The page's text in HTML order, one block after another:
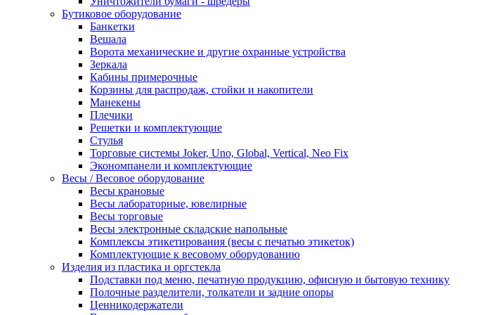
Бутиковое оборудование
Банкетки
Вешала
Ворота механические и другие охранные устройства
Зеркала
Кабины примерочные
Корзины для распродаж, стойки и накопители
Манекены
Плечики
Решетки и комплектующие
Стулья
Торговые системы Joker, Uno, Global, Vertical, Neo Fix
Экономпанели и комплектующие
Весы / Весовое оборудование
Весы крановые
Весы лабораторные, ювелирные
Весы торговые
Весы электронные складские напольные
Комплексы этикетирования (весы с печатью этикеток)
Комплектующие к весовому оборудованию
Изделия из пластика и оргстекла
Подставки под меню, печатную продукцию, офисную и бытовую технику
Полочные разделители, толкатели и задние опоры
Ценникодержатели